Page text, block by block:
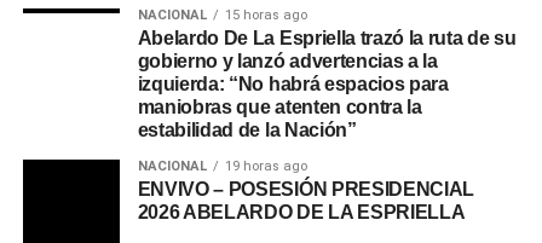
NACIONAL 15 horas ago
Abelardo De La Espriella trazó la ruta de su
gobierno y lanzó advertencias a la
izquierda: “No habrá espacios para
maniobras que atenten contra la
estabilidad de la Nación”
NACIONAL 19 horas ago
ENVIVO – POSESIÓN PRESIDENCIAL
2026 ABELARDO DE LA ESPRIELLA